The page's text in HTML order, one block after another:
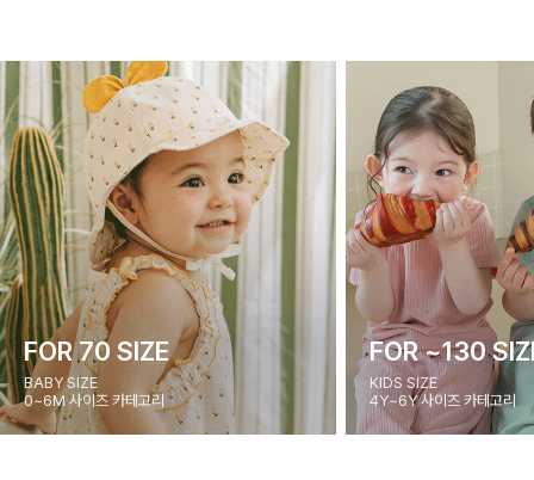
FOR 70 SIZE
BABY SIZE
0~6M 사이즈 카테고리
FOR ~130
KIDS SIZE
4Y~6Y 사이즈 카테고리